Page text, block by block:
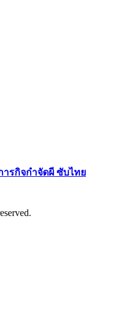
ารกิจกำจัดผี ซับไทย